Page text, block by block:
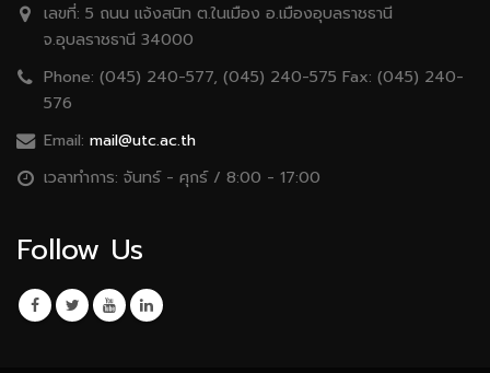
เลขที่: 5 ถนน เเจ้งสนิท ต.ในเมือง อ.เมืองอุบลราชธานี
จ.อุบลราชธานี 34000
Phone: (045) 240-577, (045) 240-575 Fax: (045) 240-
576
Email: mail@utc.ac.th
เวลาทำการ: จันทร์ - ศุกร์ / 8:00 - 17:00
Follow Us